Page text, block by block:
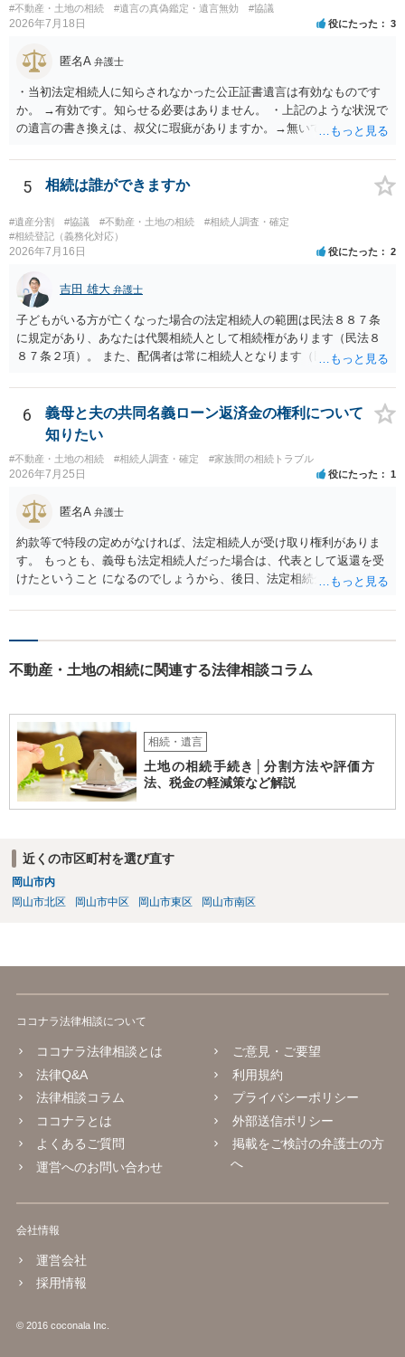
#不動産・土地の相続
#遺言の真偽鑑定・遺言無効 #協議
2026年7月18日 役にたった 3
匿名A 弁護士
・当初法定相続人に知らされなかった公正証書遺言は有効なものです
か。 →有効です。知らせる必要はありません。 ・上記のような状況で
の遺言の書き換えは、叔父に瑕疵がありますか。→無いです。 ・分割
ますか。 →本人が自由に決められますので、どこが妥当とは言えない
です。客観的な基準もありません。 ・できれば穏やかに、分割を拒否
することはできますか。 →分割を拒否するということは、遺産はいら
ないということでしょうか。遺言で、受取を指定されててもいらない
と拒否することはできます。理由を説明する必要はありません。
5 相続は誰ができますか
#遺産分割 #協議 #不動産・土地の相続
#相続人調査・確定
#相続登記（義務化対応）
2026年7月16日 役にたった 2
吉田 雄大 弁護士
子どもがいる方が亡くなった場合の法定相続人の範囲は民法８８７条
に規定があり、あなたは代襲相続人として相続権があります（民法８
８７条２項）。 また、配偶者は常に相続人となります（民法８９０
も相続権があります。つまり、孫５人に加えて「おじ又はおば」にも
相続権がある可能性があります。
6
義母と夫の共同名義ローン返済金の権利について
知りたい
#不動産・土地の相続 #相続人調査・確定 #家族間の相続トラブル
2026年7月25日 役にたった 1
匿名A 弁護士
約款等で特段の定めがなければ、法定相続人が受け取り権利がありま
す。 もっとも、義母も法定相続人だった場合は、代表として返還を受
けたということ になるのでしょうから、後日、法定相続分に基づいて
不動産・土地の相続に関連する法律相談コラム
相続・遺言
土地の相続手続き│分割方法や評価方
法、税金の軽減策など解説
近くの市区町村を選び直す
岡山市内
岡山市北区
岡山市中区 岡山市東区 岡山市南区
ココナラ法律相談について
ココナラ法律相談とは
法律Q&A
法律相談コラム
ココナラとは
よくあるご質問
運営へのお問い合わせ
ご意見・ご要望
利用規約
プライバシーポリシー
外部送信ポリシー
掲載をご検討の弁護士の方
へ
会社情報
運営会社
採用情報
© 2016 coconala Inc.